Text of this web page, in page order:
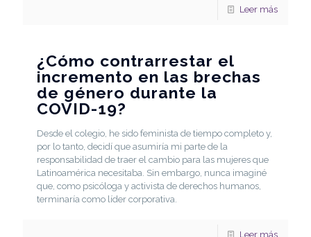
Leer más
¿Cómo contrarrestar el
incremento en las brechas
de género durante la
COVID-19?
Desde el colegio, he sido feminista de tiempo completo y,
por lo tanto, decidí que asumiría mi parte de la
responsabilidad de traer el cambio para las mujeres que
Latinoamérica necesitaba. Sin embargo, nunca imaginé
que, como psicóloga y activista de derechos humanos,
terminaría como líder corporativa.
Leer más